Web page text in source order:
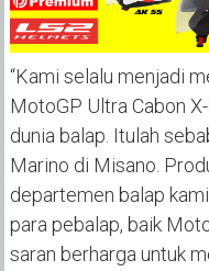
“Kami selalu menjadi
MotoGP Ultra Cabon
dunia balap. Itulah
Marino di Misano.
departemen balap
para pebalap, baik
saran berharga untuk